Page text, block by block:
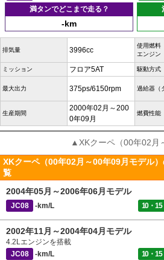
満タンでどこまで走る？
-km
排気量 3996cc
使用燃料
エンジン
ミッション フロア5AT 駆動方式
最大出力 375ps/6150rpm 過給器（
生産期間
2000年02月～200
0年09月
燃費性能
▲XKクーペ（00年02月
XKクーペ（00年02月～00年09月モデル
覧
2004年05月～2006年06月モデル
JC08 -km/L 10・15
2002年11月～2004年04月モデル
4.2Lエンジンを搭載
JC08
-km/L 10・15